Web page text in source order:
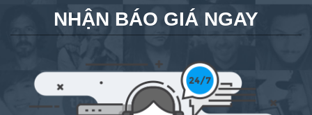
NHẬN BÁO GIÁ NGAY